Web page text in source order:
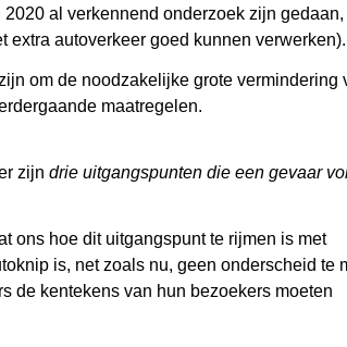
al verkennend onderzoek zijn gedaan,
autoverkeer goed kunnen verwerken).
om de noodzakelijke grote vermindering
maatregelen.
zijn drie uitgangspunten die een gevaar
ons hoe dit uitgangspunt te rijmen is met
is, net zoals nu, geen onderscheid te
de kentekens van hun bezoekers moeten